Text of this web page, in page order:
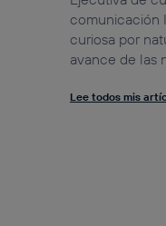
comunicación
curiosa por
avance de las
Lee todos mis